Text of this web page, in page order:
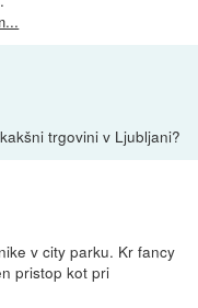
trgovini v Ljubljani?
v city parku. Kr fancy
pristop kot pri